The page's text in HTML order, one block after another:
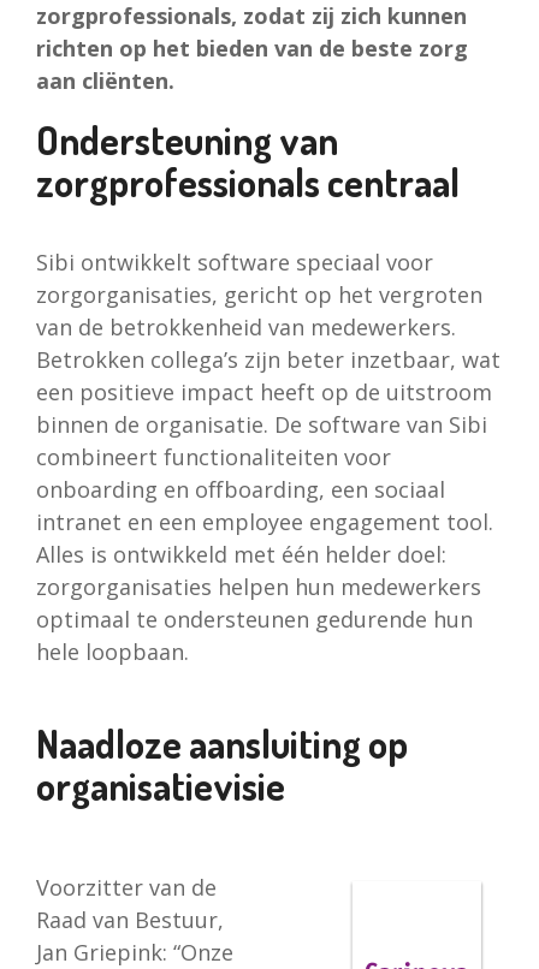
zorgprofessionals, zodat zij zich kunnen
richten op het bieden van de beste zorg
aan cliënten.
Ondersteuning van
zorgprofessionals centraal
Sibi ontwikkelt software speciaal voor
zorgorganisaties, gericht op het vergroten
van de betrokkenheid van medewerkers.
Betrokken collega’s zijn beter inzetbaar, wat
een positieve impact heeft op de uitstroom
binnen de organisatie. De software van Sibi
combineert functionaliteiten voor
onboarding en offboarding, een sociaal
intranet en een employee engagement tool.
Alles is ontwikkeld met één helder doel:
zorgorganisaties helpen hun medewerkers
optimaal te ondersteunen gedurende hun
hele loopbaan.
Naadloze aansluiting op
organisatievisie
Voorzitter van de
Raad van Bestuur,
Jan Griepink: “Onze